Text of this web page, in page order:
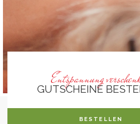
Entspannung
GUTSCHEINE
BESTELLEN